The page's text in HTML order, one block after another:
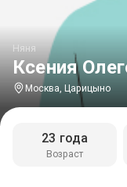
Ксения
Няня
Москва, Царицыно
Возраст
23 года